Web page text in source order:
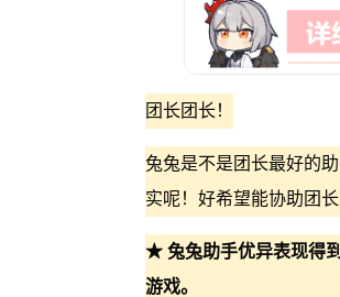
团长团长！
兔兔是不是团长最好的
实呢！好希望能协助团
★ 兔兔助手优异表现得
游戏。